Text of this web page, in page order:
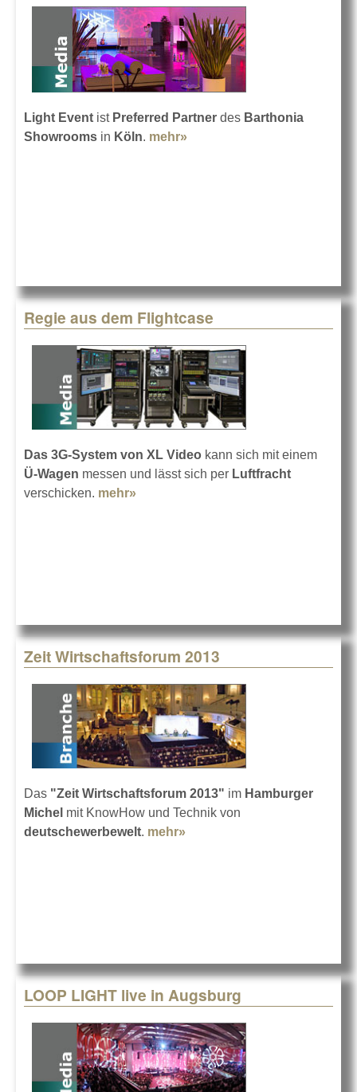
Light Event ist Preferred Partner des Barthonia
Showrooms in Köln. mehr»
Regie aus dem Flightcase
Das 3G-System von XL Video kann sich mit einem
Ü-Wagen messen und lässt sich per Luftfracht
verschicken. mehr»
Zeit Wirtschaftsforum 2013
Das "Zeit Wirtschaftsforum 2013" im Hamburger
Michel mit KnowHow und Technik von
deutschewerbewelt. mehr»
LOOP LIGHT live in Augsburg